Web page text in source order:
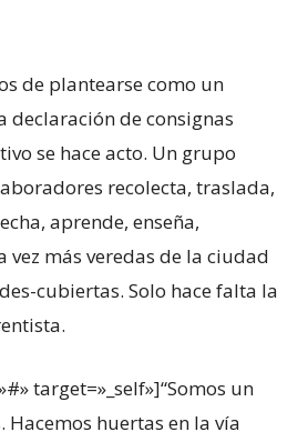
de plantearse como un
declaración de consignas
se hace acto. Un grupo
recolecta, traslada,
aprende, enseña,
vez más veredas de la ciudad
cubiertas. Solo hace falta la
target=»_self»]“Somos un
Hacemos huertas en la vía